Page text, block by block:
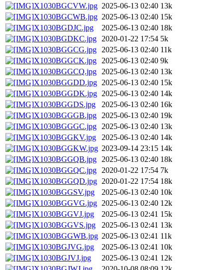
X1030BGCVW.jpg 2025-06-13 02:40 13k
X1030BGCWB.jpg 2025-06-13 02:40 15k
X1030BGDJC.jpg
2025-06-13 02:40 18k
X1030BGDKC.jpg
2020-01-22 17:54 5k
X1030BGGCG.jpg
2025-06-13 02:40 11k
X1030BGGCK.jpg
2025-06-13 02:40 9k
X1030BGGCQ.jpg
2025-06-13 02:40 13k
X1030BGGDD.jpg 2025-06-13 02:40 15k
X1030BGGDK.jpg 2025-06-13 02:40 14k
X1030BGGDS.jpg
2025-06-13 02:40 16k
X1030BGGGB.jpg
2025-06-13 02:40 19k
X1030BGGGC.jpg
2025-06-13 02:40 13k
X1030BGGKV.jpg
2025-06-13 02:40 14k
X1030BGGKW.jpg 2023-09-14 23:15 14k
X1030BGGQB.jpg
2025-06-13 02:40 18k
X1030BGGQC.jpg
2020-01-22 17:54 7k
X1030BGGQD.jpg 2020-01-22 17:54 18k
X1030BGGSV.jpg
2025-06-13 02:40 10k
X1030BGGVG.jpg 2025-06-13 02:40 12k
X1030BGGVJ.jpg
2025-06-13 02:41 15k
X1030BGGVS.jpg
2025-06-13 02:41 13k
X1030BGGWB.jpg 2025-06-13 02:41 11k
X1030BGJVG.jpg
2025-06-13 02:41 10k
X1030BGJVJ.jpg
2025-06-13 02:41 12k